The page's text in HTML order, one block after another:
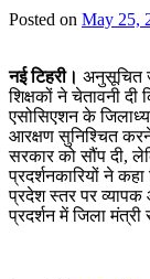
Posted on May 25,
नई टिहरी। अनुसूचित
शिक्षकों ने चेतावनी
एसोसिएशन के
आरक्षण सुनिश्चित
सरकार को सौंप दी,
प्रदर्शनकारियों ने
प्रदेश स्तर पर व्यापक
प्रदर्शन में जिला